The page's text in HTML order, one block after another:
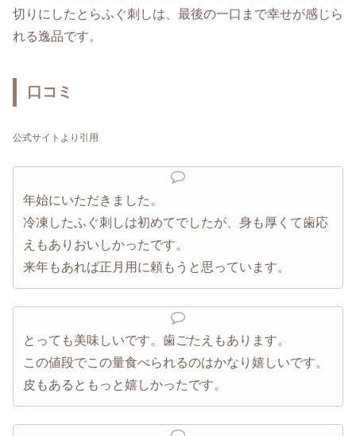
切りにしたとらふぐ刺しは、最後の一口まで幸せが感じら
れる逸品です。
口コミ
公式サイトより引用
年始にいただきました。
冷凍したふぐ刺しは初めてでしたが、身も厚くて歯応
えもありおいしかったです。
来年もあれば正月用に頼もうと思っています。
とっても美味しいです。歯ごたえもあります。
この値段でこの量食べられるのはかなり嬉しいです。
皮もあるともっと嬉しかったです。